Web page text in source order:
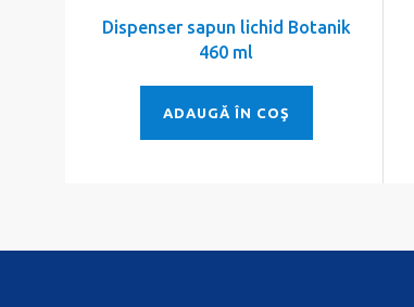
Dispenser sapun lichid Botanik
460 ml
ADAUGĂ ÎN COŞ